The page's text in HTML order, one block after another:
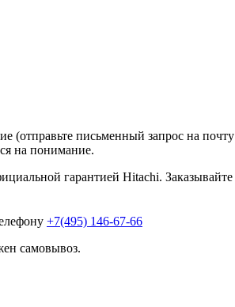
(отправьте письменный запрос на почту
на понимание.
гарантией Hitachi. Заказывайте
+7(495) 146-67-66
самовывоз.